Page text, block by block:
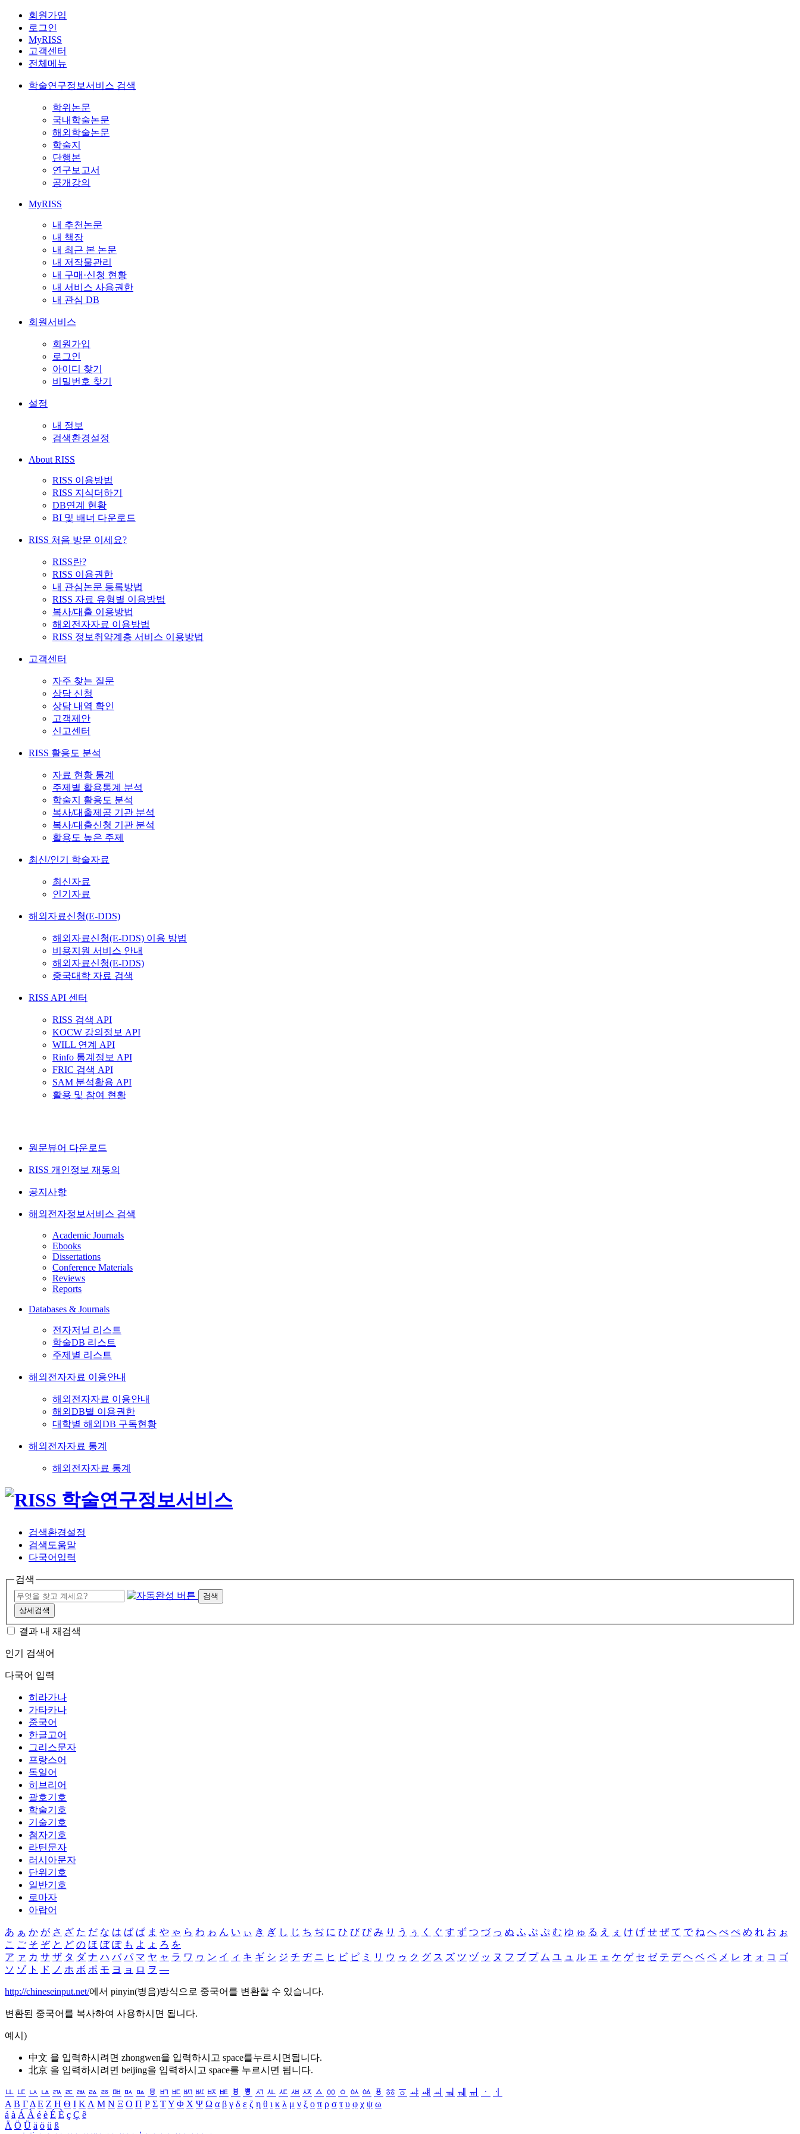
회원가입
로그인
MyRISS
고객센터
전체메뉴
학술연구정보서비스 검색
학위논문
국내학술논문
해외학술논문
학술지
단행본
연구보고서
공개강의
MyRISS
내 추천논문
내 책장
내 최근 본 논문
내 저작물관리
내 구매·신청 현황
내 서비스 사용권한
내 관심 DB
회원서비스
회원가입
로그인
아이디 찾기
비밀번호 찾기
설정
내 정보
검색환경설정
About RISS
RISS 이용방법
RISS 지식더하기
DB연계 현황
BI 및 배너 다운로드
RISS 처음 방문 이세요?
RISS란?
RISS 이용권한
내 관심논문 등록방법
RISS 자료 유형별 이용방법
복사/대출 이용방법
해외전자자료 이용방법
RISS 정보취약계층 서비스 이용방법
고객센터
자주 찾는 질문
상담 신청
상담 내역 확인
고객제안
신고센터
RISS 활용도 분석
자료 현황 통계
주제별 활용통계 분석
학술지 활용도 분석
복사/대출제공 기관 분석
복사/대출신청 기관 분석
활용도 높은 주제
최신/인기 학술자료
최신자료
인기자료
해외자료신청(E-DDS)
해외자료신청(E-DDS) 이용 방법
비용지원 서비스 안내
해외자료신청(E-DDS)
중국대학 자료 검색
RISS API 센터
RISS 검색 API
KOCW 강의정보 API
WILL 연계 API
Rinfo 통계정보 API
FRIC 검색 API
SAM 분석활용 API
활용 및 참여 현황
원문뷰어 다운로드
RISS 개인정보 재동의
공지사항
해외전자정보서비스 검색
Academic Journals
Ebooks
Dissertations
Conference Materials
Reviews
Reports
Databases & Journals
전자저널 리스트
학술DB 리스트
주제별 리스트
해외전자자료 이용안내
해외전자자료 이용안내
해외DB별 이용권한
대학별 해외DB 구독현황
해외전자자료 통계
해외전자자료 통계
검색환경설정
검색도움말
다국어입력
검색
검색
상세검색
결과 내 재검색
인기 검색어
다국어 입력
히라가나
가타카나
중국어
한글고어
그리스문자
프랑스어
독일어
히브리어
괄호기호
학술기호
기술기호
첨자기호
라틴문자
러시아문자
단위기호
일반기호
로마자
아랍어
あ ぁ か が さ ざ た だ な は ば ぱ ま や ゃ ら わ ゎ ん い ぃ き ぎ し じ ち ぢ に ひ び ぴ み り う ぅ く ぐ す ず つ づ っ ぬ ふ ぶ ぷ む ゆ ゅ る え ぇ け げ せ ぜ て で ね へ べ ぺ め れ お ぉ
こ ご そ ぞ と ど の ほ ぼ ぽ も よ ょ ろ を
ア ァ カ サ ザ タ ダ ナ ハ バ パ マ ヤ ャ ラ ワ ヮ ン イ ィ キ ギ シ ジ チ ヂ ニ ヒ ビ ピ ミ リ ウ ゥ ク グ ス ズ ツ ヅ ッ ヌ フ ブ プ ム ユ ュ ル エ ェ ケ ゲ セ ゼ テ デ ヘ ベ ペ メ レ オ ォ コ ゴ
ソ ゾ ト ド ノ ホ ボ ポ モ ヨ ョ ロ ヲ ―
http://chineseinput.net/에서 pinyin(병음)방식으로 중국어를 변환할 수 있습니다.
변환된 중국어를 복사하여 사용하시면 됩니다.
예시)
中文 을 입력하시려면 zhongwen을 입력하시고 space를누르시면됩니다.
北京 을 입력하시려면 beijing을 입력하시고 space를 누르시면 됩니다.
ㅥ ㅦ ㅧ ㅨ ㅩ ㅪ ㅫ ㅬ ㅭ ㅮ ㅯ ㅰ ㅱ ㅲ ㅳ ㅴ ㅵ ㅶ ㅷ ㅸ ㅹ ㅺ ㅻ ㅼ ㅽ ㅾ ㅿ ㆀ ㆁ ㆂ ㆃ ㆄ ㆅ ㆆ ㆇ ㆈ ㆉ ㆊ ㆋ ㆌ ㆍ
ㆎ
Α Β ΓΔ Ε Ζ Η Θ Ι ΚΛ Μ Ν Ξ Ο Π Ρ Σ ΤΥ Φ Χ Ψ Ω α β γ δ ε ζ η θ ι κ λ μ ν ξ ο π ρ σ τ υ φ χ ψ ω
á à Á À é è É È ç Ç ê
Ä Ö Ü ä ö ü ß